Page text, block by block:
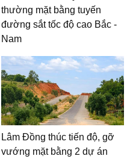
thường mặt bằng tuyến
đường sắt tốc độ cao Bắc -
Nam
Lâm Đồng thúc tiến độ, gỡ
vướng mặt bằng 2 dự án